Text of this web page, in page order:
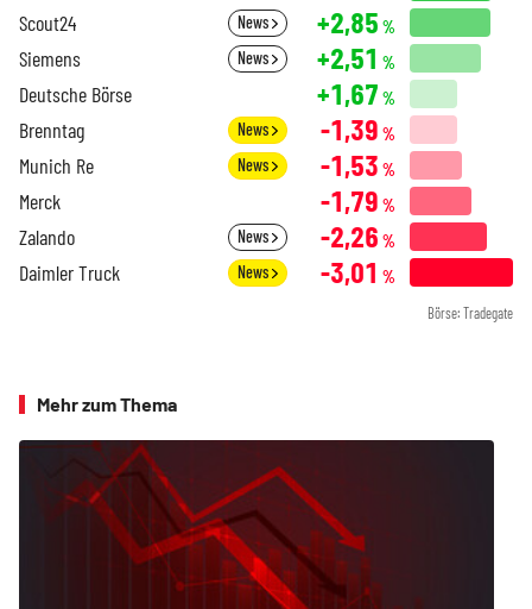
Scout24 News +2,85 %
Siemens News +2,51 %
Deutsche Börse +1,67 %
Brenntag News -1,39 %
Munich Re News -1,53 %
Merck -1,79 %
Zalando News -2,26 %
Daimler Truck News -3,01 %
Börse: Tradegate
Mehr zum Thema